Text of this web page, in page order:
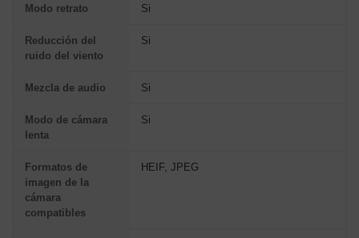
Modo retrato Si
Reducción del
ruido del viento
Si
Mezcla de audio Si
Modo de cámara
lenta
Si
Formatos de
imagen de la
cámara
compatibles
HEIF, JPEG